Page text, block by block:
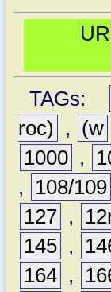
TAGs:
roc)
, (w
1000 ,
,
108/109
127 ,
145 ,
164 ,